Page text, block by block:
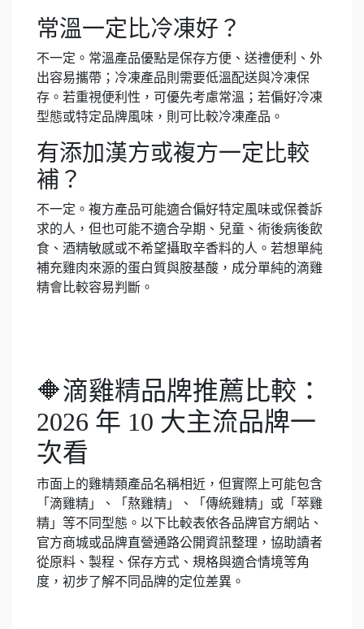
常溫一定比冷凍好？
不一定。常溫產品優點是保存方便、送禮便利、外
出容易攜帶；冷凍產品則需要低溫配送與冷凍保
存。若重視便利性，可優先考慮常溫；若偏好冷凍
型態或特定品牌風味，則可比較冷凍產品。
有添加漢方或複方一定比較
補？
不一定。複方產品可能適合偏好特定風味或保養訴
求的人，但也可能不適合孕期、兒童、術後病後飲
食、酒精敏感或不希望攝取辛香料的人。若想單純
補充雞肉來源的蛋白質與胺基酸，成分單純的滴雞
精會比較容易判斷。
🔶滴雞精品牌推薦比較：
2026 年 10 大主流品牌一
次看
市面上的雞精類產品名稱相近，但實際上可能包含
「滴雞精」、「熬雞精」、「傳統雞精」或「萃雞
精」等不同型態。以下比較表依各品牌官方網站、
官方商城或品牌直營通路公開資訊整理，協助讀者
從原料、製程、保存方式、規格與適合情境等角
度，初步了解不同品牌的定位差異。